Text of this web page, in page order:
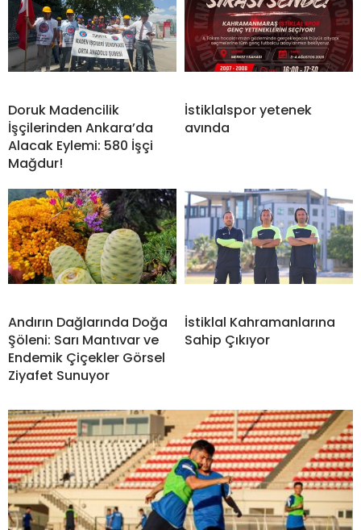
Doruk Madencilik
İşçilerinden Ankara’da
Alacak Eylemi: 580 İşçi
Mağdur!
İstiklalspor yetenek
avında
Andırın Dağlarında Doğa
Şöleni: Sarı Mantıvar ve
Endemik Çiçekler Görsel
Ziyafet Sunuyor
İstiklal Kahramanlarına
Sahip Çıkıyor